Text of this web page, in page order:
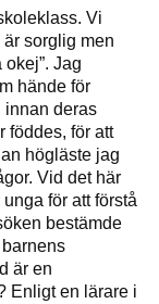
Vi
är sorglig men
Jag
hände för
innan deras
föddes, för att
högläste jag
Vid det här
för att förstå
bestämde
är en
Enligt en lärare i